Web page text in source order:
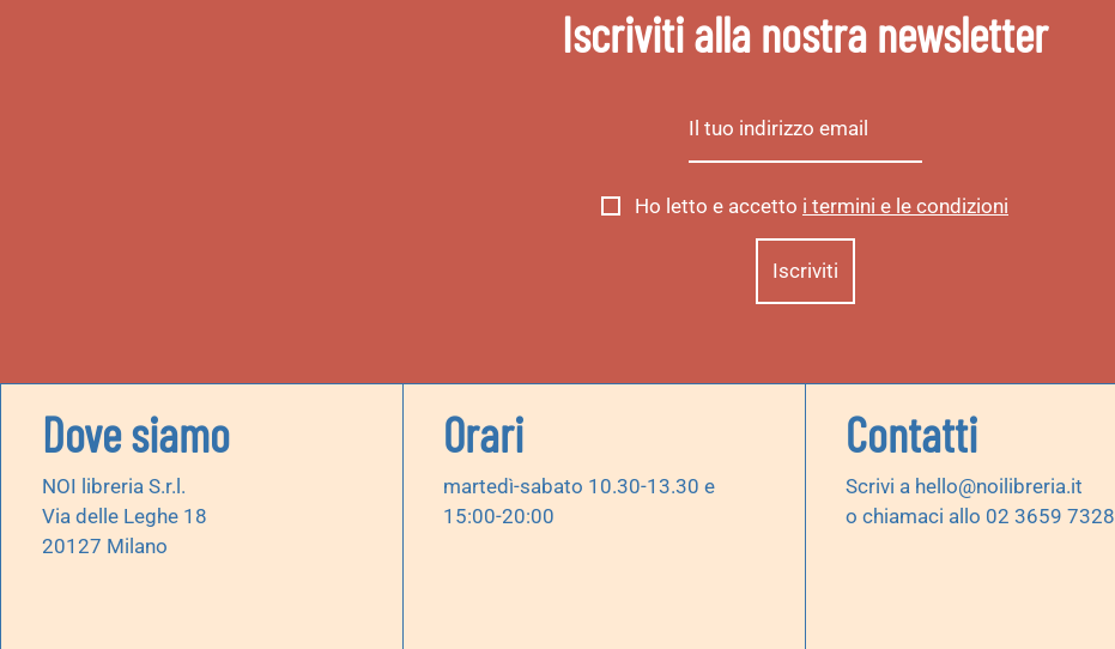
Iscriviti alla nostra newsletter
Ho letto e accetto i termini e le condizioni
Dove siamo
NOI libreria S.r.l.
Via delle Leghe 18
20127 Milano
Orari
martedì-sabato 10.30-13.30 e
15:00-20:00
Contatti
Scrivi a hello@noilibreria.it
o chiamaci allo 02 3659 7328